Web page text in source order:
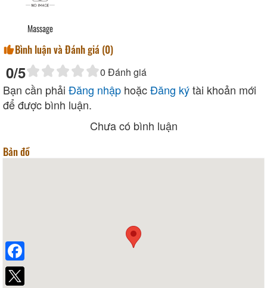
Massage
Bình luận và Đánh giá (0)
0/5 0 Đánh giá
Bạn cần phải Đăng nhập hoặcĐăng kýtài khoản mới
để được bình luận.
Chưa có bình luận
Bản đồ
Facebook